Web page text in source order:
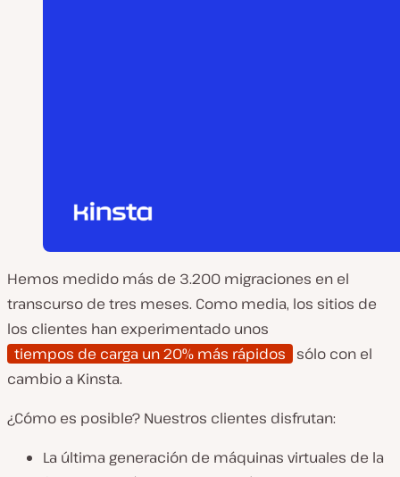
Hemos medido más de 3.200 migraciones en el
transcurso de tres meses. Como media, los sitios de
los clientes han experimentado unos
tiempos de carga un 20% más rápidos
sólo con el
cambio a Kinsta.
¿Cómo es posible? Nuestros clientes disfrutan:
La última generación de máquinas virtuales de la